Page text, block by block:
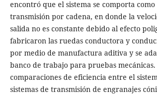
encontró que el sistema se comporta como
transmisión por cadena, en donde la
salida no es constante debido al efecto
fabricaron las ruedas conductora y
por medio de manufactura aditiva y se
banco de trabajo para pruebas
comparaciones de eficiencia entre el
sistemas de transmisión de engranajes